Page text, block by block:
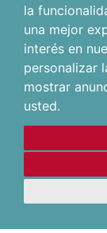
la
una mejor
interés en
personalizar
mostrar
usted.